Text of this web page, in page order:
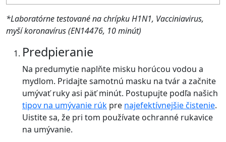
*Laboratórne testované na chrípku H1N1, Vacciniavirus,
myší koronavírus (EN14476, 10 minút)
Predpieranie
Na predumytie naplňte misku horúcou vodou a
mydlom. Pridajte samotnú masku na tvár a začnite
umývať ruky asi päť minút. Postupujte podľa našich
tipov na umývanie rúk pre najefektívnejšie čistenie.
Uistite sa, že pri tom používate ochranné rukavice
na umývanie.